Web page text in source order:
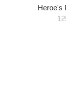
Heroe's